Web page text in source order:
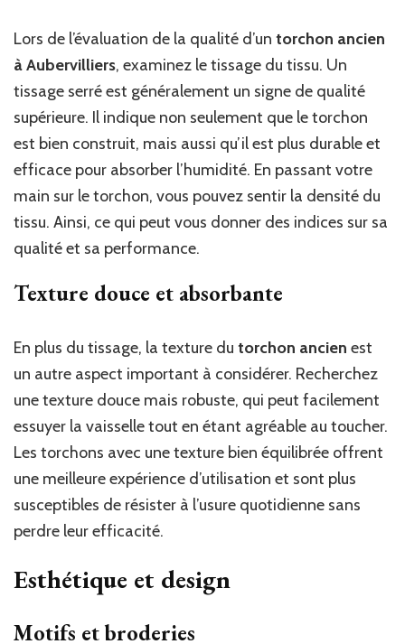
Lors de l’évaluation de la qualité d’un torchon ancien
à Aubervilliers, examinez le tissage du tissu. Un
tissage serré est généralement un signe de qualité
supérieure. Il indique non seulement que le torchon
est bien construit, mais aussi qu’il est plus durable et
efficace pour absorber l’humidité. En passant votre
main sur le torchon, vous pouvez sentir la densité du
tissu. Ainsi, ce qui peut vous donner des indices sur sa
qualité et sa performance.
Texture douce et absorbante
En plus du tissage, la texture du torchon ancien est
un autre aspect important à considérer. Recherchez
une texture douce mais robuste, qui peut facilement
essuyer la vaisselle tout en étant agréable au toucher.
Les torchons avec une texture bien équilibrée offrent
une meilleure expérience d’utilisation et sont plus
susceptibles de résister à l’usure quotidienne sans
perdre leur efficacité.
Esthétique et design
Motifs et broderies